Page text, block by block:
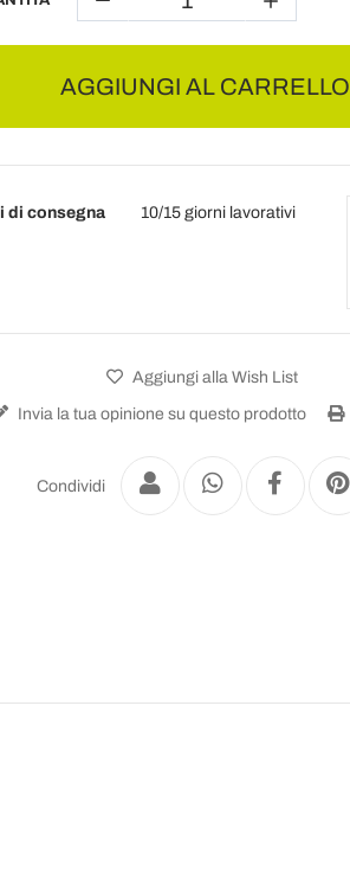
AGGIUNGI AL CARRELLO
di consegna 10/15 giorni lavorativi
Aggiungi alla Wish List
Invia la tua opinione su questo prodotto
Condividi